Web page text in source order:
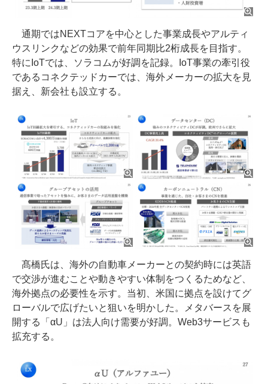
通期ではNEXTコアを中心とした事業成長やアルティ
ウスリンクなどの効果で前年同期比2桁成長を目指す。
特にIoTでは、ソラコムが好調を記録。IoT事業の牽引役
であるコネクテッドカーでは、海外メーカーの拡大を見
据え、新会社も設立する。
髙橋氏は、海外の自動車メーカーとの契約時には英語
で交渉が進むことや動きやすい体制をつくるためなど、
海外拠点の必要性を示す。当初、米国に拠点を設けてグ
ローバルで広げたいと狙いを明かした。メタバースを展
開する「αU」は法人向け需要が好調。Web3サービスも
拡充する。